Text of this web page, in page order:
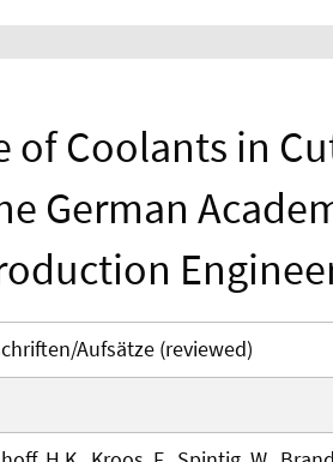
of Coolants in
German
Aufsätze (reviewed)